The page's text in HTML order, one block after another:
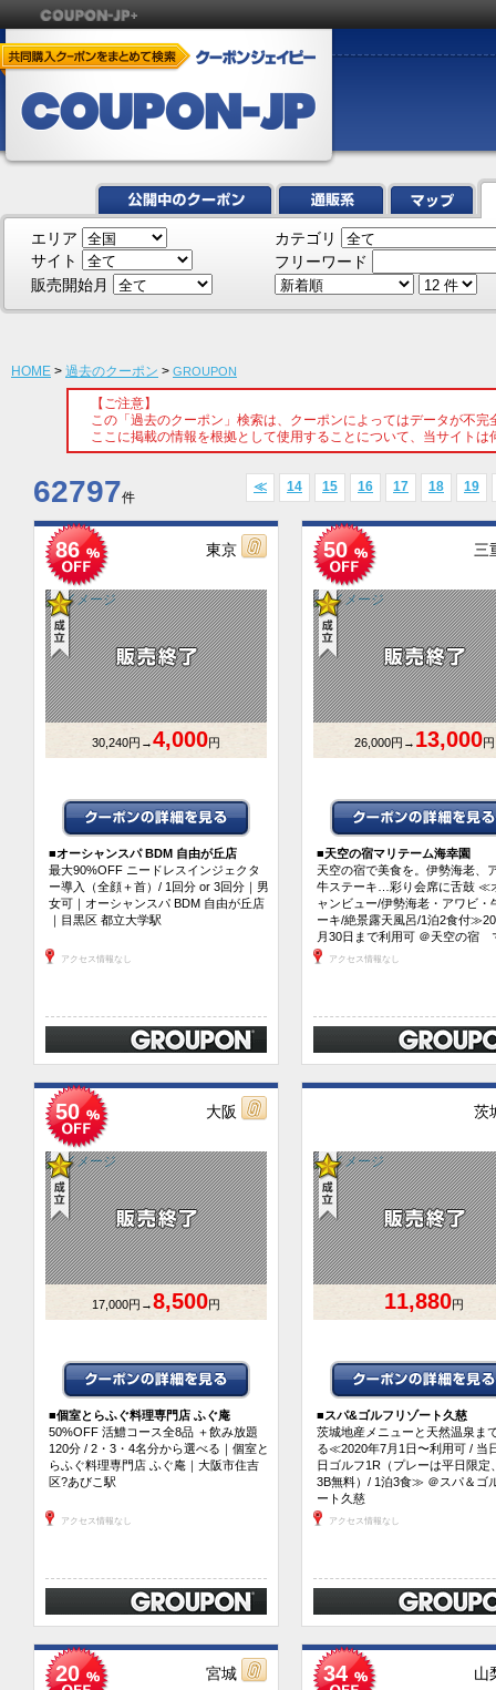
エリア
カテゴリ
サイト
フリーワード
販売開始月
HOME > 過去のクーポン > GROUPON
【ご注意】
この「過去のクーポン」検索は、クーポンによってはデータが不
ここに掲載の情報を根拠として使用することについて、当サイト
62797件
≪ 14 15 16 17 18 19
86 東京
30,240円→4,000円
■オーシャンスパ BDM 自由が丘店
最大90%OFF ニードレスインジェクタ
ー導入（全顔＋首）/ 1回分 or 3回分｜男
女可｜オーシャンスパ BDM 自由が丘店
｜目黒区 都立大学駅
アクセス情報なし
50 三
26,000円→ 13,000円
■天空の宿マリテーム海幸園
天空の宿で美食を。伊勢海老、
牛ステーキ…彩り会席に舌鼓 ≪
ャンビュー/伊勢海老・アワビ・
ーキ/絶景露天風呂/1泊2食付
月30日まで利用可 ＠天空の宿
ーム海幸園
アクセス情報なし
50 大阪
17,000円→8,500円
■個室とらふぐ料理専門店 ふぐ庵
50%OFF 活鱧コース全8品 ＋飲み放題
120分 / 2・3・4名分から選べる｜個室と
らふぐ料理専門店 ふぐ庵｜大阪市住吉
区?あびこ駅
アクセス情報なし
茨
11,880円
■スパ&ゴルフリゾート久慈
茨城地産メニューと天然温泉ま
る≪2020年7月1日〜利用可 / 当
日ゴルフ1R（プレーは平日限定
3B無料）/ 1泊3食≫ ＠スパ＆ゴ
ート久慈
アクセス情報なし
20 宮城 34 山